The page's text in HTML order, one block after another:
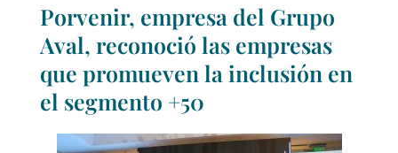
Porvenir, empresa del Grupo
Aval, reconoció las empresas
que promueven la inclusión en
el segmento +50